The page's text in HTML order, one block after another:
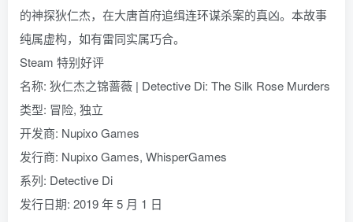
的神探狄仁杰，在大唐首府追缉连环谋杀案的真凶。本故事
纯属虚构，如有雷同实属巧合。
Steam 特别好评
名称: 狄仁杰之锦蔷薇 | Detective Di: The Silk Rose Murders
类型: 冒险, 独立
开发商: Nupixo Games
发行商: Nupixo Games, WhisperGames
系列: Detective Di
发行日期: 2019 年 5 月 1 日